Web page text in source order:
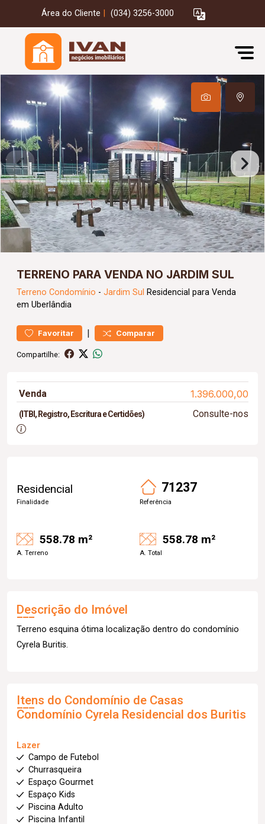
Área do Cliente (034) 3256-3000
TERRENO PARA VENDA NO JARDIM SUL
Terreno Condomínio - Jardim Sul Residencial para Venda
em Uberlândia
Favoritar | Comparar
Compartilhe:
Venda 1.396.000,00
(ITBI, Registro, Escritura e Certidões) Consulte-nos
Residencial
Finalidade
71237
Referência
558.78 m²
A. Terreno
558.78 m²
A. Total
Descrição do Imóvel
Terreno esquina ótima localização dentro do condomínio
Cyrela Buritis.
Itens do Condomínio de Casas
Condomínio Cyrela Residencial dos Buritis
Lazer
Campo de Futebol
Churrasqueira
Espaço Gourmet
Espaço Kids
Piscina Adulto
Piscina Infantil